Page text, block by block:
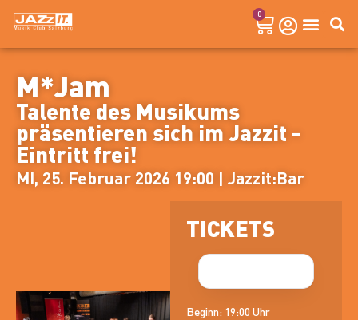
0
M*Jam
Talente des Musikums
präsentieren sich im Jazzit -
Eintritt frei!
MI, 25. Februar 2026 19:00 | Jazzit:Bar
TICKETS
Beginn: 19:00 Uhr